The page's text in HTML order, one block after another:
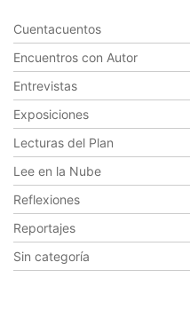
Cuentacuentos
Encuentros con Autor
Entrevistas
Exposiciones
Lecturas del Plan
Lee en la Nube
Reflexiones
Reportajes
Sin categoría